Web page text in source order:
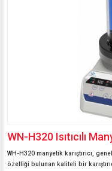
WN-H320 Isıtıcılı
WH-H320 manyetik karıştırıcı,
özelliği bulunan kaliteli bir